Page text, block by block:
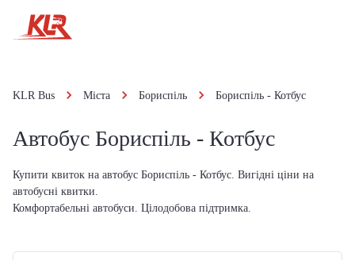
KLR Bus Міста Бориспіль Бориспіль - Котбус
Автобус Бориспіль - Котбус
Купити квиток на автобус Бориспіль - Котбус. Вигідні ціни на
автобусні квитки.
Комфортабельні автобуси. Цілодобова підтримка.